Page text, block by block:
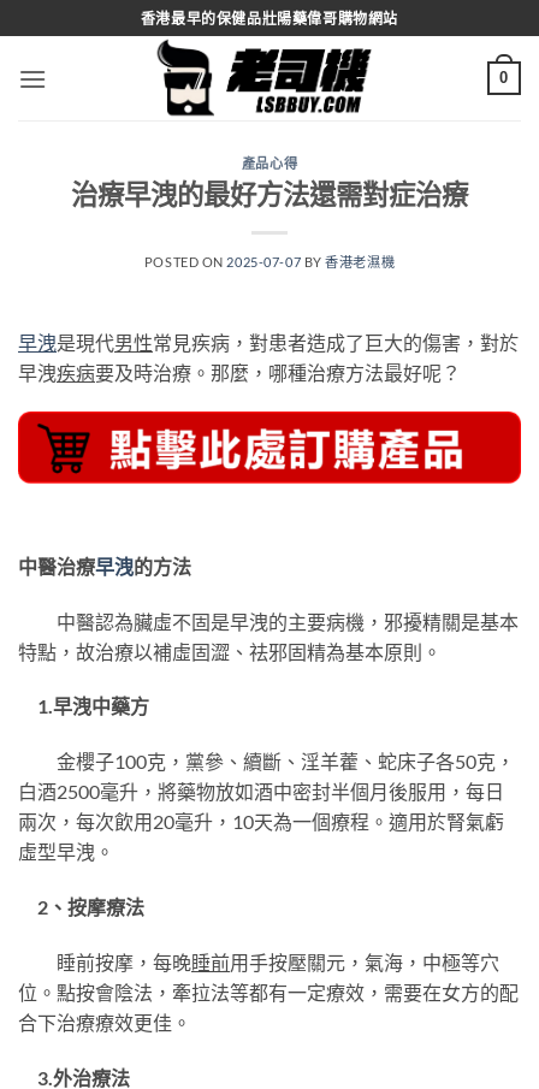
to
content
香港最早的保健品壯陽藥偉哥購物網站
0
產品心得
治療早洩的最好方法還需對症治療
POSTED ON 2025-07-07 BY香港老濕機
早洩是現代男性常見疾病，對患者造成了巨大的傷害，對於
早洩疾病要及時治療。那麼，哪種治療方法最好呢？
中醫治療早洩的方法
中醫認為臟虛不固是早洩的主要病機，邪擾精關是基本
特點，故治療以補虛固澀、祛邪固精為基本原則。
1.早洩中藥方
金櫻子100克，黨參、續斷、淫羊藿、蛇床子各50克，
白酒2500毫升，將藥物放如酒中密封半個月後服用，每日
兩次，每次飲用20毫升，10天為一個療程。適用於腎氣虧
虛型早洩。
2、按摩療法
睡前按摩，每晚睡前用手按壓關元，氣海，中極等穴
位。點按會陰法，牽拉法等都有一定療效，需要在女方的配
合下治療療效更佳。
3.外治療法